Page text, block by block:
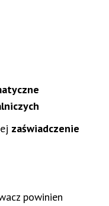
zaświadczenie
powinien